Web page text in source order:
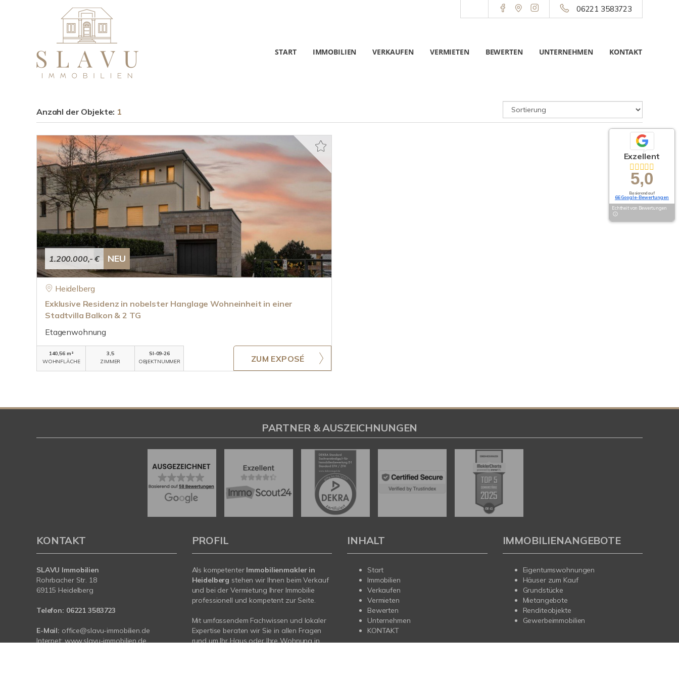
06221 3583723
START IMMOBILIEN VERKAUFEN VERMIETEN BEWERTEN UNTERNEHMEN KONTAKT
Anzahl der Objekte: 1
1.200.000,- € NEU
Heidelberg
Exklusive Residenz in nobelster Hanglage Wohneinheit in einer
Stadtvilla Balkon & 2 TG
Etagenwohnung
140,56 m²
WOHNFLÄCHE
3,5
ZIMMER
SI-09-26
OBJEKTNUMMER
ZUM EXPOSÉ
Exzellent
5,0
Basierend auf
66 Google-Bewertungen
Echtheit von Bewertungen
PARTNER & AUSZEICHNUNGEN
KONTAKT
SLAVU Immobilien
Rohrbacher Str. 18
69115 Heidelberg
Telefon: 06221 3583723
E-Mail: office@slavu-immobilien.de
Internet:www.slavu-immobilien.de
PROFIL
Als kompetenter Immobilienmakler in
Heidelberg stehen wir Ihnen beim Verkauf
und bei der Vermietung Ihrer Immobilie
professionell und kompetent zur Seite.
Mit umfassendem Fachwissen und lokaler
Expertise beraten wir Sie in allen Fragen
rund um Ihr Haus oder Ihre Wohnung in
INHALT
Start
Immobilien
Verkaufen
Vermieten
Bewerten
Unternehmen
KONTAKT
IMMOBILIENANGEBOTE
Eigentumswohnungen
Häuser zum Kauf
Grundstücke
Mietangebote
Renditeobjekte
Gewerbeimmobilien